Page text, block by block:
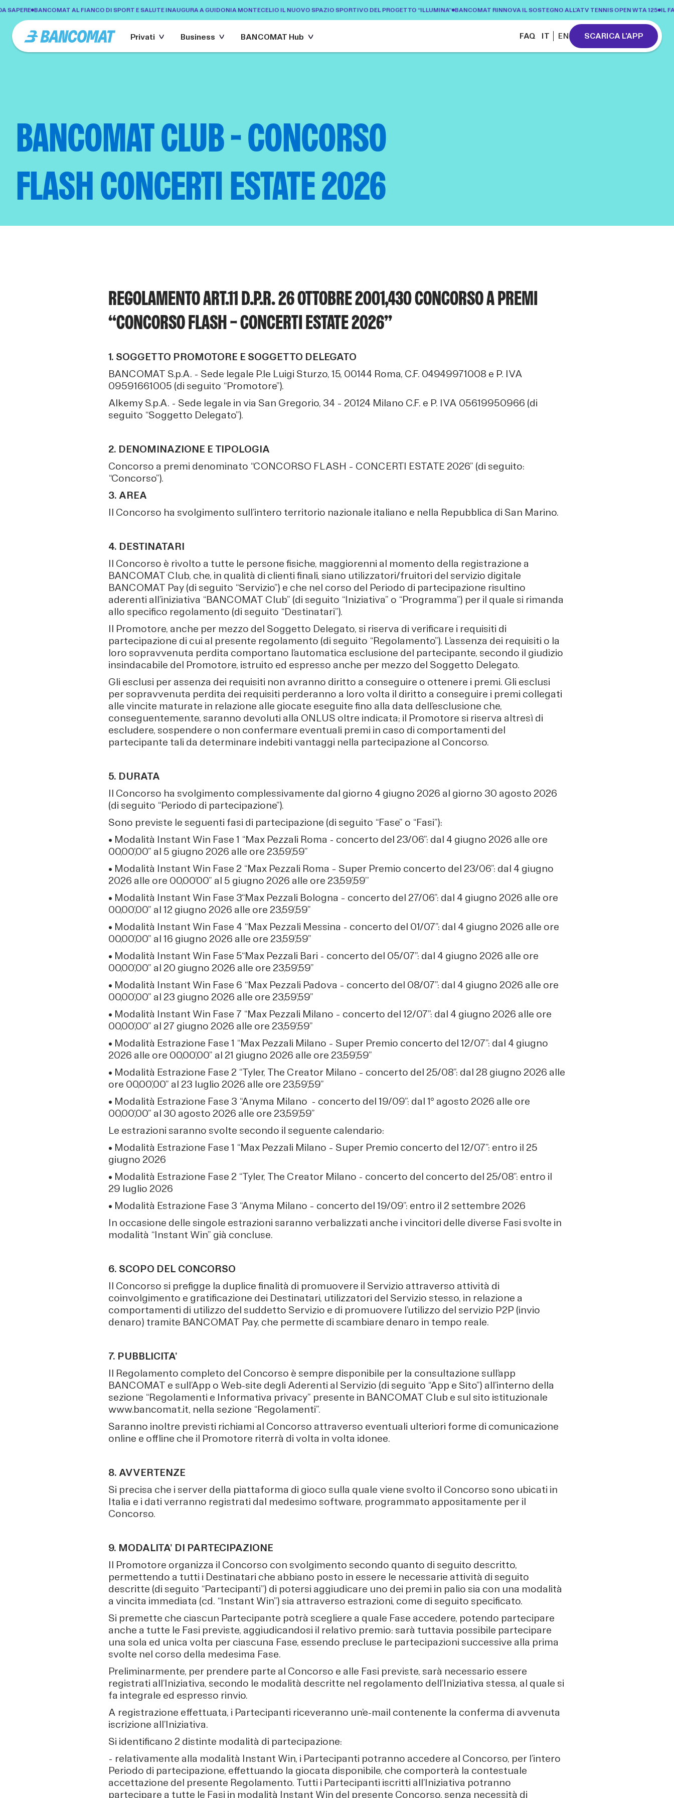
BANCOMAT AL FIANCO DI SPORT E SALUTE INAUGURA A GUIDONIA MONTECELIO IL NUOVO SPAZIO SPORTIVO DEL PROGETTO “ILLUMINA” BANCOMAT RINNOVA IL SOSTEGNO ALL'ATV TENNIS OPEN WTA 125 IL FAI E
Privati Business BANCOMAT Hub FAQ IT EN SCARICA L'APP
BANCOMAT CLUB - CONCORSO
FLASH CONCERTI ESTATE 2026
REGOLAMENTO ART.11 D.P.R. 26 OTTOBRE 2001,430 CONCORSO A PREMI
“CONCORSO FLASH – CONCERTI ESTATE 2026”
1. SOGGETTO PROMOTORE E SOGGETTO DELEGATO
BANCOMAT S.p.A. - Sede legale P.le Luigi Sturzo, 15, 00144 Roma, C.F. 04949971008 e P. IVA
09591661005 (di seguito “Promotore”).
Alkemy S.p.A. - Sede legale in via San Gregorio, 34 – 20124 Milano C.F. e P. IVA 05619950966 (di
seguito “Soggetto Delegato”).
2. DENOMINAZIONE E TIPOLOGIA
Concorso a premi denominato “CONCORSO FLASH – CONCERTI ESTATE 2026” (di seguito:
“Concorso”).
3. AREA
Il Concorso ha svolgimento sull’intero territorio nazionale italiano e nella Repubblica di San Marino.
4. DESTINATARI
Il Concorso è rivolto a tutte le persone fisiche, maggiorenni al momento della registrazione a
BANCOMAT Club, che, in qualità di clienti finali, siano utilizzatori/fruitori del servizio digitale
BANCOMAT Pay (di seguito “Servizio”) e che nel corso del Periodo di partecipazione risultino
aderenti all’iniziativa “BANCOMAT Club” (di seguito “Iniziativa” o “Programma”) per il quale si rimanda
allo specifico regolamento (di seguito “Destinatari”).
Il Promotore, anche per mezzo del Soggetto Delegato, si riserva di verificare i requisiti di
partecipazione di cui al presente regolamento (di seguito “Regolamento”). L’assenza dei requisiti o la
loro sopravvenuta perdita comportano l’automatica esclusione del partecipante, secondo il giudizio
insindacabile del Promotore, istruito ed espresso anche per mezzo del Soggetto Delegato.
Gli esclusi per assenza dei requisiti non avranno diritto a conseguire o ottenere i premi. Gli esclusi
per sopravvenuta perdita dei requisiti perderanno a loro volta il diritto a conseguire i premi collegati
alle vincite maturate in relazione alle giocate eseguite fino alla data dell’esclusione che,
conseguentemente, saranno devoluti alla ONLUS oltre indicata; il Promotore si riserva altresì di
escludere, sospendere o non confermare eventuali premi in caso di comportamenti del
partecipante tali da determinare indebiti vantaggi nella partecipazione al Concorso.
5. DURATA
Il Concorso ha svolgimento complessivamente dal giorno 4 giugno 2026 al giorno 30 agosto 2026
(di seguito “Periodo di partecipazione”).
Sono previste le seguenti fasi di partecipazione (di seguito “Fase” o “Fasi”):
• Modalità Instant Win Fase 1 “Max Pezzali Roma - concerto del 23/06”: dal 4 giugno 2026 alle ore
00,00’,00” al 5 giugno 2026 alle ore 23,59’,59”
• Modalità Instant Win Fase 2 “Max Pezzali Roma – Super Premio concerto del 23/06”: dal 4 giugno
2026 alle ore 00,00’00” al 5 giugno 2026 alle ore 23,59’,59’’
• Modalità Instant Win Fase 3“Max Pezzali Bologna – concerto del 27/06”: dal 4 giugno 2026 alle ore
00,00’,00” al 12 giugno 2026 alle ore 23,59’,59”
• Modalità Instant Win Fase 4 “Max Pezzali Messina - concerto del 01/07”: dal 4 giugno 2026 alle ore
00,00’,00” al 16 giugno 2026 alle ore 23,59’,59”
• Modalità Instant Win Fase 5“Max Pezzali Bari - concerto del 05/07”: dal 4 giugno 2026 alle ore
00,00’,00” al 20 giugno 2026 alle ore 23,59’,59”
• Modalità Instant Win Fase 6 “Max Pezzali Padova – concerto del 08/07”: dal 4 giugno 2026 alle ore
00,00’,00” al 23 giugno 2026 alle ore 23,59’,59”
• Modalità Instant Win Fase 7 “Max Pezzali Milano – concerto del 12/07”: dal 4 giugno 2026 alle ore
00,00’,00” al 27 giugno 2026 alle ore 23,59’,59”
• Modalità Estrazione Fase 1 “Max Pezzali Milano – Super Premio concerto del 12/07”: dal 4 giugno
2026 alle ore 00,00’,00” al 21 giugno 2026 alle ore 23,59’,59”
• Modalità Estrazione Fase 2 “Tyler, The Creator Milano – concerto del 25/08”: dal 28 giugno 2026 alle
ore 00,00’,00” al 23 luglio 2026 alle ore 23,59’,59”
• Modalità Estrazione Fase 3 “Anyma Milano - concerto del 19/09”: dal 1° agosto 2026 alle ore
00,00’,00” al 30 agosto 2026 alle ore 23,59’,59”
Le estrazioni saranno svolte secondo il seguente calendario:
• Modalità Estrazione Fase 1 “Max Pezzali Milano – Super Premio concerto del 12/07”: entro il 25
giugno 2026
• Modalità Estrazione Fase 2 “Tyler, The Creator Milano - concerto del concerto del 25/08”: entro il
29 luglio 2026
• Modalità Estrazione Fase 3 “Anyma Milano – concerto del 19/09”: entro il 2 settembre 2026
In occasione delle singole estrazioni saranno verbalizzati anche i vincitori delle diverse Fasi svolte in
modalità “Instant Win” già concluse.
6. SCOPO DEL CONCORSO
Il Concorso si prefigge la duplice finalità di promuovere il Servizio attraverso attività di
coinvolgimento e gratificazione dei Destinatari, utilizzatori del Servizio stesso, in relazione a
comportamenti di utilizzo del suddetto Servizio e di promuovere l’utilizzo del servizio P2P (invio
denaro) tramite BANCOMAT Pay, che permette di scambiare denaro in tempo reale.
7. PUBBLICITA’
Il Regolamento completo del Concorso è sempre disponibile per la consultazione sull’app
BANCOMAT e sull’App o Web-site degli Aderenti al Servizio (di seguito “App e Sito”) all’interno della
sezione “Regolamenti e Informativa privacy” presente in BANCOMAT Club e sul sito istituzionale
www.bancomat.it, nella sezione “Regolamenti”.
Saranno inoltre previsti richiami al Concorso attraverso eventuali ulteriori forme di comunicazione
online e offline che il Promotore riterrà di volta in volta idonee.
8. AVVERTENZE
Si precisa che i server della piattaforma di gioco sulla quale viene svolto il Concorso sono ubicati in
Italia e i dati verranno registrati dal medesimo software, programmato appositamente per il
Concorso.
9. MODALITA’ DI PARTECIPAZIONE
Il Promotore organizza il Concorso con svolgimento secondo quanto di seguito descritto,
permettendo a tutti i Destinatari che abbiano posto in essere le necessarie attività di seguito
descritte (di seguito “Partecipanti”) di potersi aggiudicare uno dei premi in palio sia con una modalità
a vincita immediata (cd. “Instant Win”) sia attraverso estrazioni, come di seguito specificato.
Si premette che ciascun Partecipante potrà scegliere a quale Fase accedere, potendo partecipare
anche a tutte le Fasi previste, aggiudicandosi il relativo premio: sarà tuttavia possibile partecipare
una sola ed unica volta per ciascuna Fase, essendo precluse le partecipazioni successive alla prima
svolte nel corso della medesima Fase.
Preliminarmente, per prendere parte al Concorso e alle Fasi previste, sarà necessario essere
registrati all’Iniziativa, secondo le modalità descritte nel regolamento dell’Iniziativa stessa, al quale si
fa integrale ed espresso rinvio.
A registrazione effettuata, i Partecipanti riceveranno un’e-mail contenente la conferma di avvenuta
iscrizione all’Iniziativa.
Si identificano 2 distinte modalità di partecipazione:
- relativamente alla modalità Instant Win, i Partecipanti potranno accedere al Concorso, per l’intero
Periodo di partecipazione, effettuando la giocata disponibile, che comporterà la contestuale
accettazione del presente Regolamento. Tutti i Partecipanti iscritti all’Iniziativa potranno
partecipare a tutte le Fasi in modalità Instant Win del presente Concorso, senza necessità di